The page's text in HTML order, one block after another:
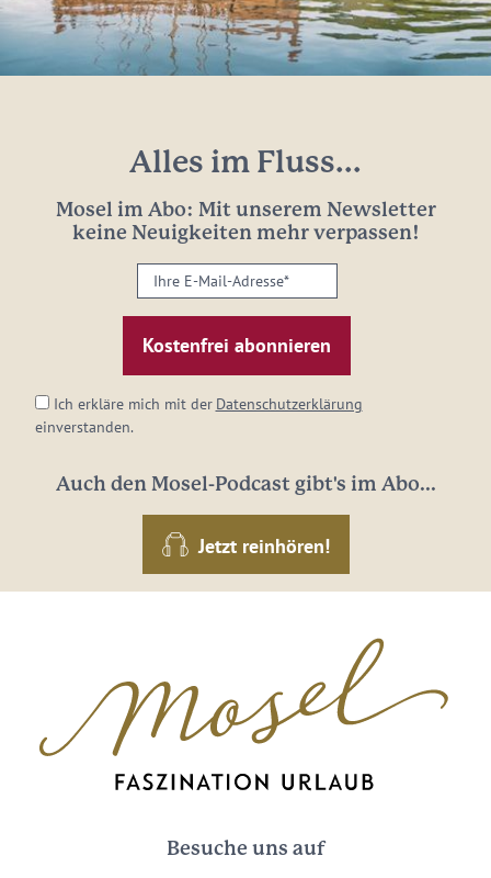
Alles im Fluss...
Mosel im Abo: Mit unserem Newsletter
keine Neuigkeiten mehr verpassen!
Ihre
E-
Mail-
Adresse:
Ich erkläre mich mit der Datenschutzerklärung
einverstanden.
Auch den Mosel-Podcast gibt's im Abo...
Jetzt reinhören!
Besuche uns auf